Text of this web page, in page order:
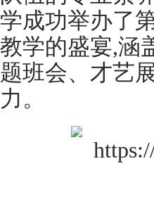
学成功举办了
教学的盛宴,涵
题班会、才艺
力。